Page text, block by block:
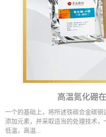
高温氮化硼
一个的基础上，将所述铁碳合金碳
添加元素，并采取适当的处理技术，
低温，高温...